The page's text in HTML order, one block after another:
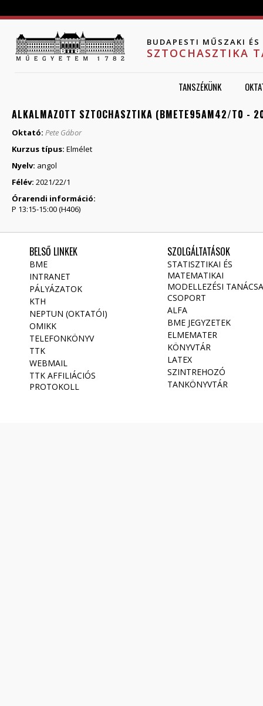
BUDAPESTI MŰSZAKI
SZTOCHASZTIKA
TANSZÉKÜNK
ALKALMAZOTT SZTOCHASZTIKA (BMETE95AM42/T0 -
Oktató: Pete Gábor
Kurzus típus: Elmélet
Nyelv: angol
Félév: 2021/22/1
Órarendi információ:
P 13:15-15:00 (H406)
BELSŐ LINKEK
BME
INTRANET
PÁLYÁZATOK
KTH
NEPTUN (OKTATÓI)
OMIKK
TELEFONKÖNYV
TTK
WEBMAIL
TTK AFFILIÁCIÓS
PROTOKOLL
SZOLGÁLTATÁSOK
STATISZTIKAI ÉS
MATEMATIKAI
MODELLEZÉSI
CSOPORT
ALFA
BME JEGYZETEK
ELMEMATER
KÖNYVTÁR
LATEX
SZINTREHOZÓ
TANKÖNYVTÁR